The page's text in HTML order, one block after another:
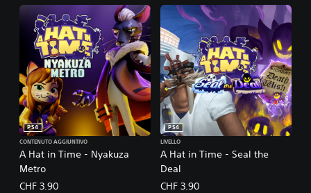
A Hat in Time - Nyakuza
Metro
PS4
CONTENUTO AGGIUNTIVO
CHF 3.90
A Hat in Time - Seal the
Deal
PS4
LIVELLO
CHF 3.90